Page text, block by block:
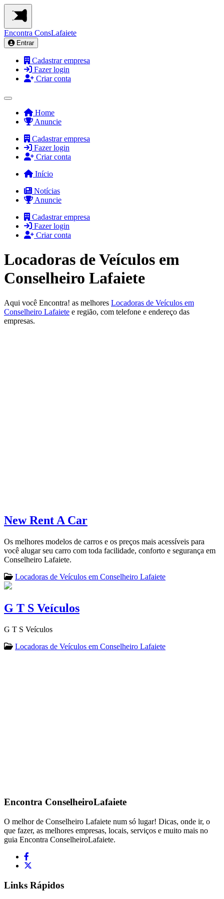
Encontra ConsLafaiete
Entrar
Cadastrar empresa
Fazer login
Criar conta
Home
Anuncie
Cadastrar empresa
Fazer login
Criar conta
Início
Notícias
Anuncie
Cadastrar empresa
Fazer login
Criar conta
Locadoras de Veículos em
Conselheiro Lafaiete
Aqui você Encontra! as melhores Locadoras de Veículos em
Conselheiro Lafaiete e região, com telefone e endereço das
empresas.
New Rent A Car
Os melhores modelos de carros e os preços mais acessíveis para
você alugar seu carro com toda facilidade, conforto e segurança em
Conselheiro Lafaiete.
Locadoras de Veículos em Conselheiro Lafaiete
G T S Veículos
G T S Veículos
Locadoras de Veículos em Conselheiro Lafaiete
Encontra ConselheiroLafaiete
O melhor de Conselheiro Lafaiete num só lugar! Dicas, onde ir, o
que fazer, as melhores empresas, locais, serviços e muito mais no
guia Encontra ConselheiroLafaiete.
Links Rápidos